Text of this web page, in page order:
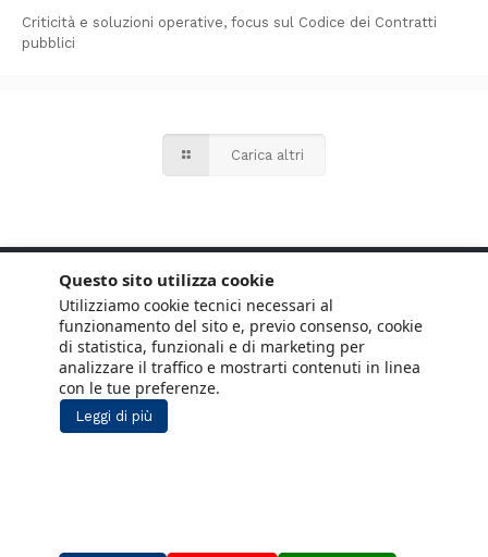
Criticità e soluzioni operative, focus sul Codice dei Contratti
pubblici
Carica altri
Questo sito utilizza cookie
Utilizziamo cookie tecnici necessari al
funzionamento del sito e, previo consenso, cookie
di statistica, funzionali e di marketing per
analizzare il traffico e mostrarti contenuti in linea
con le tue preferenze.
Leggi di più